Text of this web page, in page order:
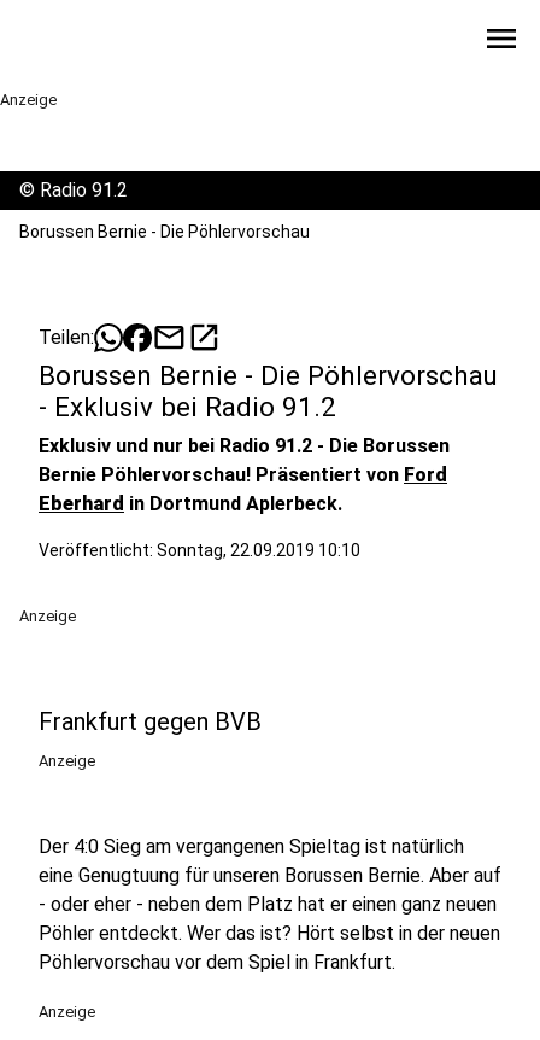
menu
Anzeige
© Radio 91.2
Borussen Bernie - Die Pöhlervorschau
Teilen: mailopen_in_new
Borussen Bernie - Die Pöhlervorschau
- Exklusiv bei Radio 91.2
Exklusiv und nur bei Radio 91.2 - Die Borussen
Bernie Pöhlervorschau! Präsentiert von Ford
Eberhard in Dortmund Aplerbeck.
Veröffentlicht: Sonntag, 22.09.2019 10:10
Anzeige
Frankfurt gegen BVB
Anzeige
Der 4:0 Sieg am vergangenen Spieltag ist natürlich
eine Genugtuung für unseren Borussen Bernie. Aber auf
- oder eher - neben dem Platz hat er einen ganz neuen
Pöhler entdeckt. Wer das ist? Hört selbst in der neuen
Pöhlervorschau vor dem Spiel in Frankfurt.
Anzeige